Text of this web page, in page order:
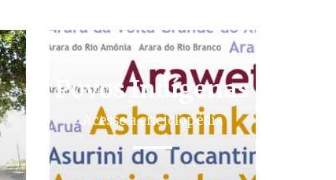
Povos Indígenas
Acesse a enciclopédia